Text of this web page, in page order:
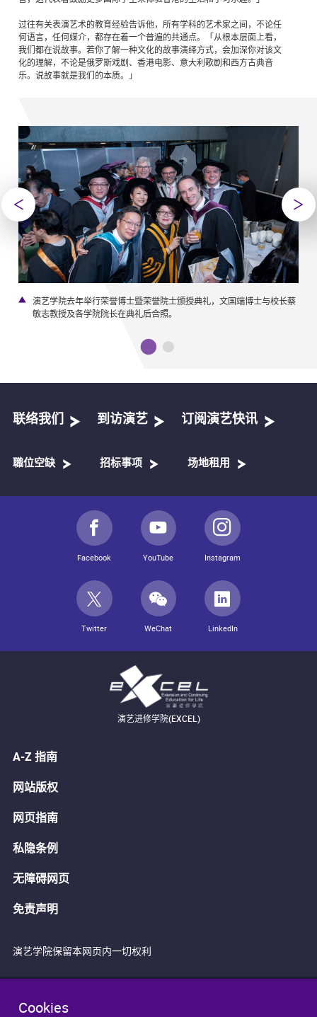
Cookies
过往有关表演艺术的教育经验告诉他，所有学科的艺术家之间，不论任
何语言，任何媒介，都存在着一个普遍的共通点。「从根本层面上看，
我们都在说故事。若你了解一种文化的故事演绎方式，会加深你对该文
化的理解，不论是俄罗斯戏剧、香港电影、意大利歌剧和西方古典音
乐。说故事就是我们的本质。」
演艺学院去年举行荣誉博士暨荣誉院士颁授典礼，文国端博士与校长蔡
敏志教授及各学院院长在典礼后合照。
联络我们 到访演艺 订阅演艺快讯
職位空缺 招标事项 场地租用
Facebook YouTube Instagram
Twitter WeChat LinkedIn
演艺进修学院(EXCEL)
A-Z 指南
网站版权
网页指南
私隐条例
无障碍网页
免责声明
演艺学院保留本网页内一切权利